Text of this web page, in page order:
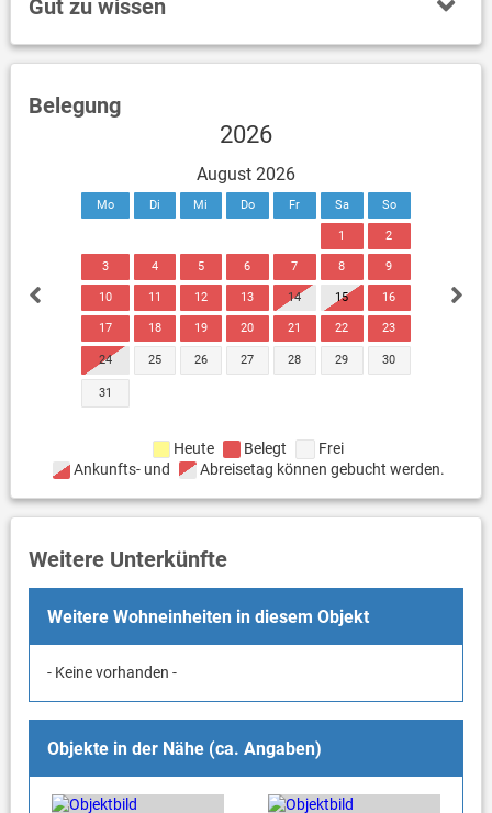
Gut zu wissen
Belegung
2026
August 2026
Mo Di Mi Do Fr Sa So
1 2
3 4 5 6 7 8 9
10 11 12 13 14 15 16
17 18 19 20 21 22 23
24 25 26 27 28 29 30
31
Heute Belegt
Frei
Ankunfts- und
Abreisetag können gebucht werden.
Weitere Unterkünfte
Weitere Wohneinheiten in diesem Objekt
- Keine vorhanden -
Objekte in der Nähe (ca. Angaben)